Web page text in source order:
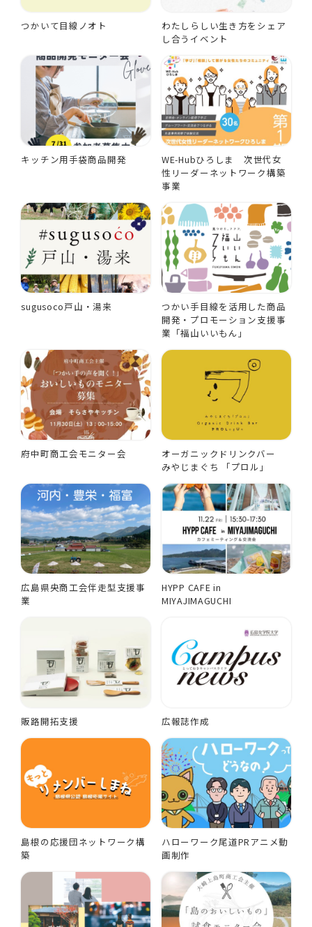
つかいて目線ノオト
わたしらしい生き方をシェア
し合うイベント
キッチン用手袋商品開発
WE-Hubひろしま 次世代女
性リーダーネットワーク構築
事業
sugusoco戸山・湯来
つかい手目線を活用した商品
開発・プロモーション支援事
業「福山いいもん」
府中町商工会モニター会
オーガニックドリンクバー
みやじまぐち 「プロル」
広島県央商工会伴走型支援事
業
HYPP CAFE in
MIYAJIMAGUCHI
販路開拓支援 広報誌作成
島根の応援団ネットワーク構
築
ハローワーク尾道PRアニメ動
画制作